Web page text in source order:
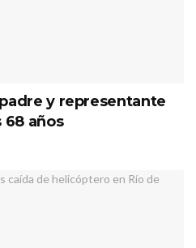
y representante
68 años